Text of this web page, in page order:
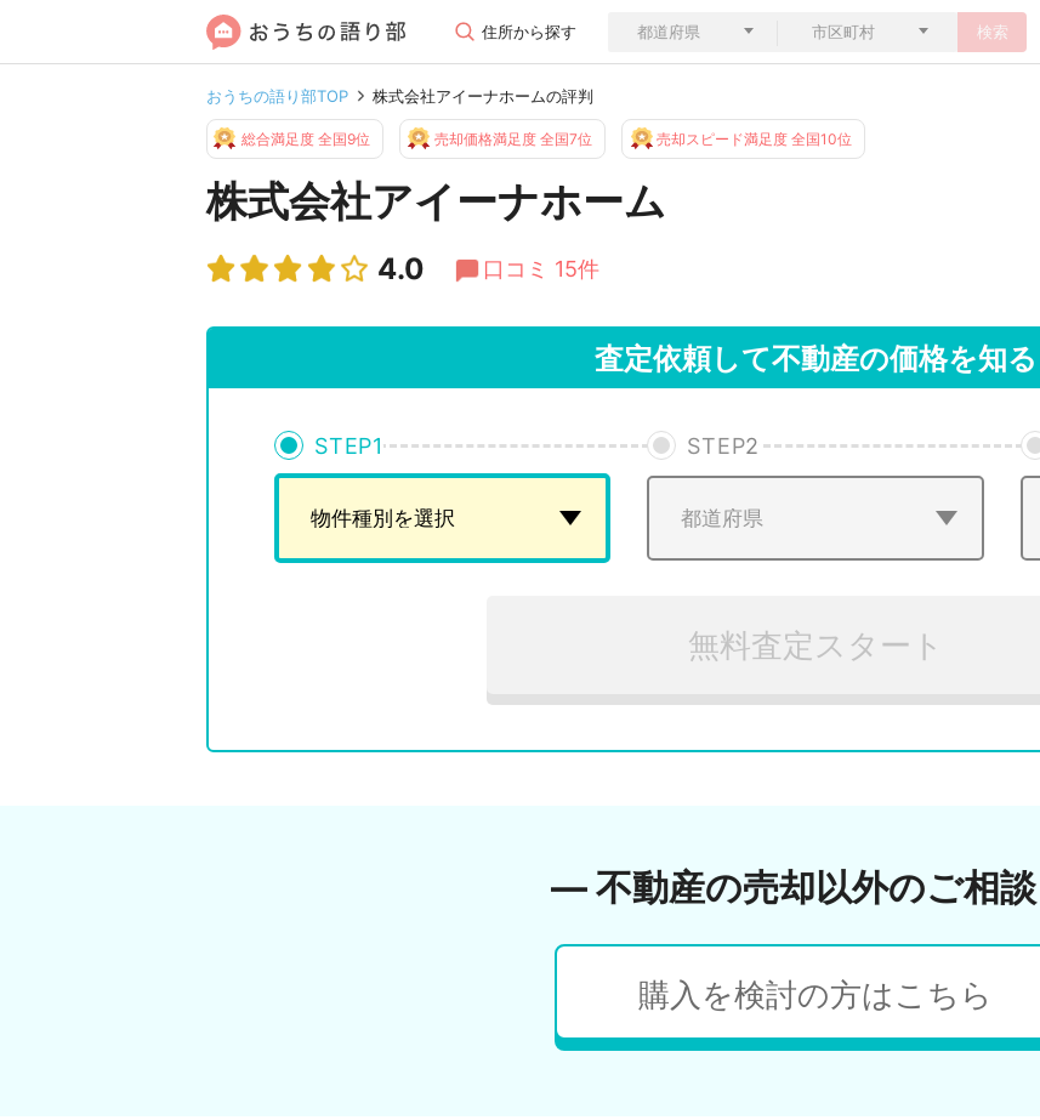
住所から探す 検索
おうちの語り部TOP 株式会社アイーナホームの評判
総合満足度 全国9位 売却価格満足度 全国7位 売却スピード満足度 全国10位
株式会社アイーナホーム
4.0 口コミ 15件
査定依頼して不動産の価格を知る
STEP1 STEP2
無料査定スタート
― 不動産の売却以外のご相
購入を検討の方はこちら